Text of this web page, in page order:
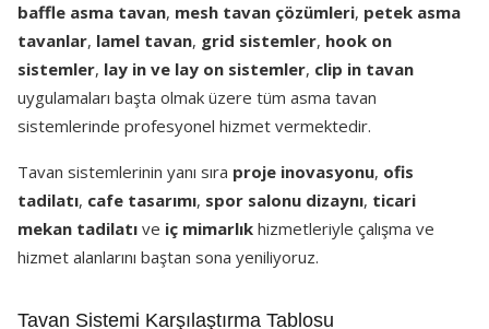
baffle asma tavan, mesh tavan çözümleri, petek asma
tavanlar, lamel tavan, grid sistemler, hook on
sistemler, lay in ve lay on sistemler, clip in tavan
uygulamaları başta olmak üzere tüm asma tavan
sistemlerinde profesyonel hizmet vermektedir.
Tavan sistemlerinin yanı sıra proje inovasyonu, ofis
tadilatı, cafe tasarımı, spor salonu dizaynı, ticari
mekan tadilatı ve iç mimarlık hizmetleriyle çalışma ve
hizmet alanlarını baştan sona yeniliyoruz.
Tavan Sistemi Karşılaştırma Tablosu